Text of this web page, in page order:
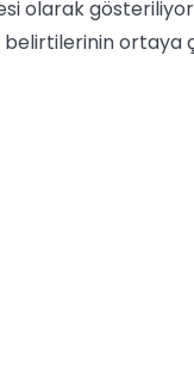
olarak
ortaya